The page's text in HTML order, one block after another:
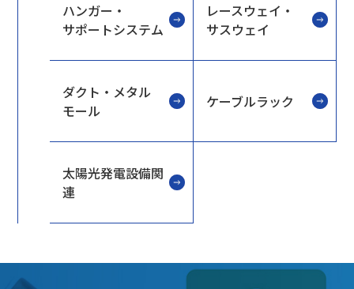
ハンガー・
サポートシステム
レースウェイ・
サスウェイ
ダクト・メタル
モール
ケーブルラック
太陽光発電設備関
連